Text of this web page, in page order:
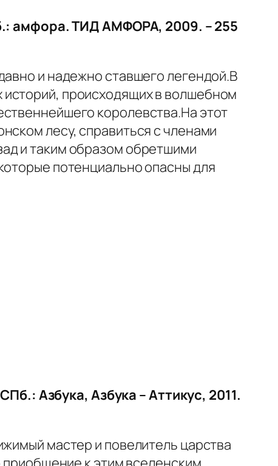
амфора. ТИД АМФОРА, 2009. – 255
и надежно ставшего легендой.В
происходящих в волшебном
королевства.На этот
лесу, справиться с членами
и таким образом обретшими
потенциально опасны для
Азбука, Азбука – Аттикус, 2011.
мастер и повелитель царства